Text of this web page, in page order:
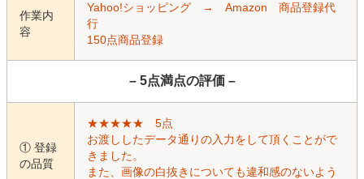
作業内
容
Yahoo!ショッピング → Amazon 商品登録代
行
150点商品登録
– 5点満点の評価 –
① 登録
の品質
★★★★★ 5点
お渡ししたデータ通りの入力をして頂くことがで
きました。
また、画像の白抜きについても違和感のないよう